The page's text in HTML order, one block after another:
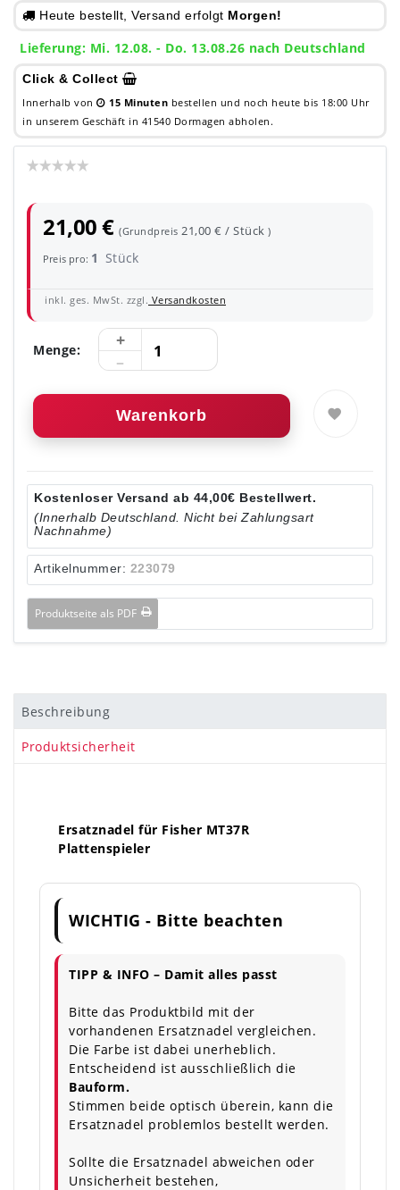
Heute bestellt, Versand erfolgt Morgen!
Lieferung: Mi. 12.08. - Do. 13.08.26 nach Deutschland
Click & Collect
Innerhalb von 15 Minuten bestellen und noch heute bis 18:00 Uhr
in unserem Geschäft in 41540 Dormagen abholen.
21,00 €(Grundpreis21,00 € / Stück)
Preis pro: 1 Stück
inkl. ges. MwSt. zzgl. Versandkosten
Menge:
Warenkorb
Kostenloser Versand ab 44,00€ Bestellwert.
(Innerhalb Deutschland. Nicht bei Zahlungsart
Nachnahme)
Artikelnummer: 223079
Produktseite als PDF
Beschreibung
Produktsicherheit
Ersatznadel für Fisher MT37R
Plattenspieler
WICHTIG - Bitte beachten
TIPP & INFO – Damit alles passt
Bitte das Produktbild mit der
vorhandenen Ersatznadel vergleichen.
Die Farbe ist dabei unerheblich.
Entscheidend ist ausschließlich die
Bauform.
Stimmen beide optisch überein, kann die
Ersatznadel problemlos bestellt werden.
Sollte die Ersatznadel abweichen oder
Unsicherheit bestehen,